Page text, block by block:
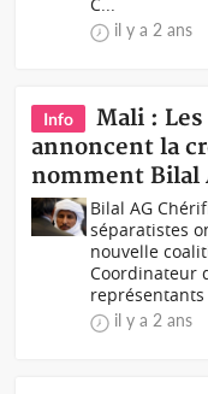
il y a 2 ans
Info
Mali : Les
annoncent la
nomment Bilal
Bilal AG
séparatistes
nouvelle
Coordinateur
représentants
il y a 2 ans